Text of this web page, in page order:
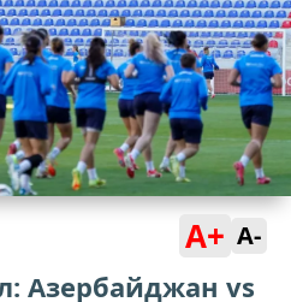
A+ A-
Азербайджан vs